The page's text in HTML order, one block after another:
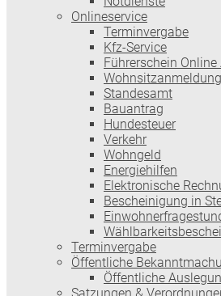
Onlineservice
Terminvergabe
Kfz-Service
Führerschein
Wohnsitzanmeldung
Standesamt
Bauantrag
Hundesteuer
Verkehr
Wohngeld
Energiehilfen
Elektronische
Bescheinigung in
Terminvergabe
Öffentliche
Öffentliche